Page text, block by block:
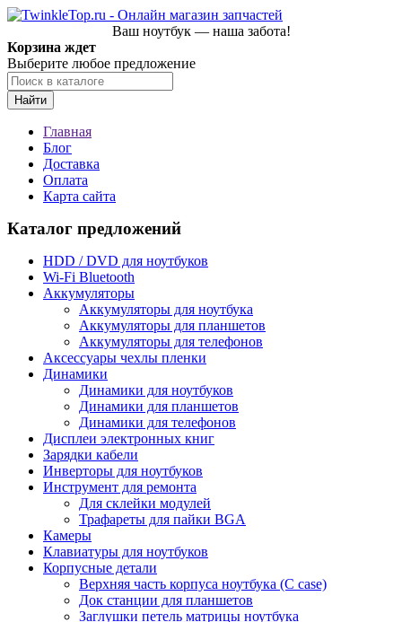
Ваш ноутбук — наша забота!
Корзина ждет
Выберите любое предложение
Найти
Главная
Блог
Доставка
Оплата
Карта сайта
Каталог предложений
HDD / DVD для ноутбуков
Wi-Fi Bluetooth
Аккумуляторы
Аккумуляторы для ноутбука
Аккумуляторы для планшетов
Аккумуляторы для телефонов
Аксессуары чехлы пленки
Динамики
Динамики для ноутбуков
Динамики для планшетов
Динамики для телефонов
Дисплеи электронных книг
Зарядки кабели
Инверторы для ноутбуков
Инструмент для ремонта
Для склейки модулей
Трафареты для пайки BGA
Камеры
Клавиатуры для ноутбуков
Корпусные детали
Верхняя часть корпуса ноутбука (С case)
Док станции для планшетов
Заглушки петель матрицы ноутбука